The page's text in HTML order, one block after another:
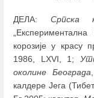
ДЕЛА: Српска
корозије у красу
1986, LXVI, 1;
околине Београда
калдере Јега